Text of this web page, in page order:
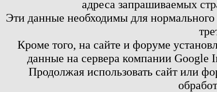
адреса запрашиваемых
Эти данные необходимы для
Кроме того, на сайте и форуме
данные на сервера компании
Продолжая использовать сайт или